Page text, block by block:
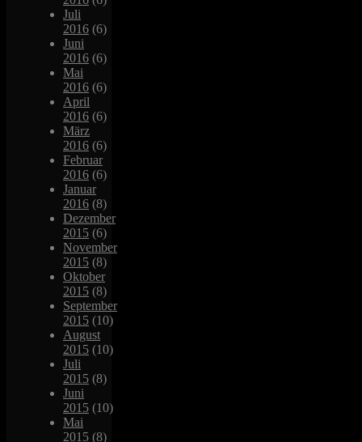
Juli
2016 (6)
Juni
2016 (6)
Mai
2016 (6)
April
2016 (6)
März
2016 (6)
Februar
2016 (6)
Januar
2016 (8)
Dezember
2015 (6)
November
2015 (8)
Oktober
2015 (8)
September
2015 (10)
August
2015 (10)
Juli
2015 (8)
Juni
2015 (10)
Mai
2015 (8)